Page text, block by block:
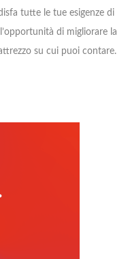
tutte le tue esigenze di
di migliorare la
su cui puoi contare.